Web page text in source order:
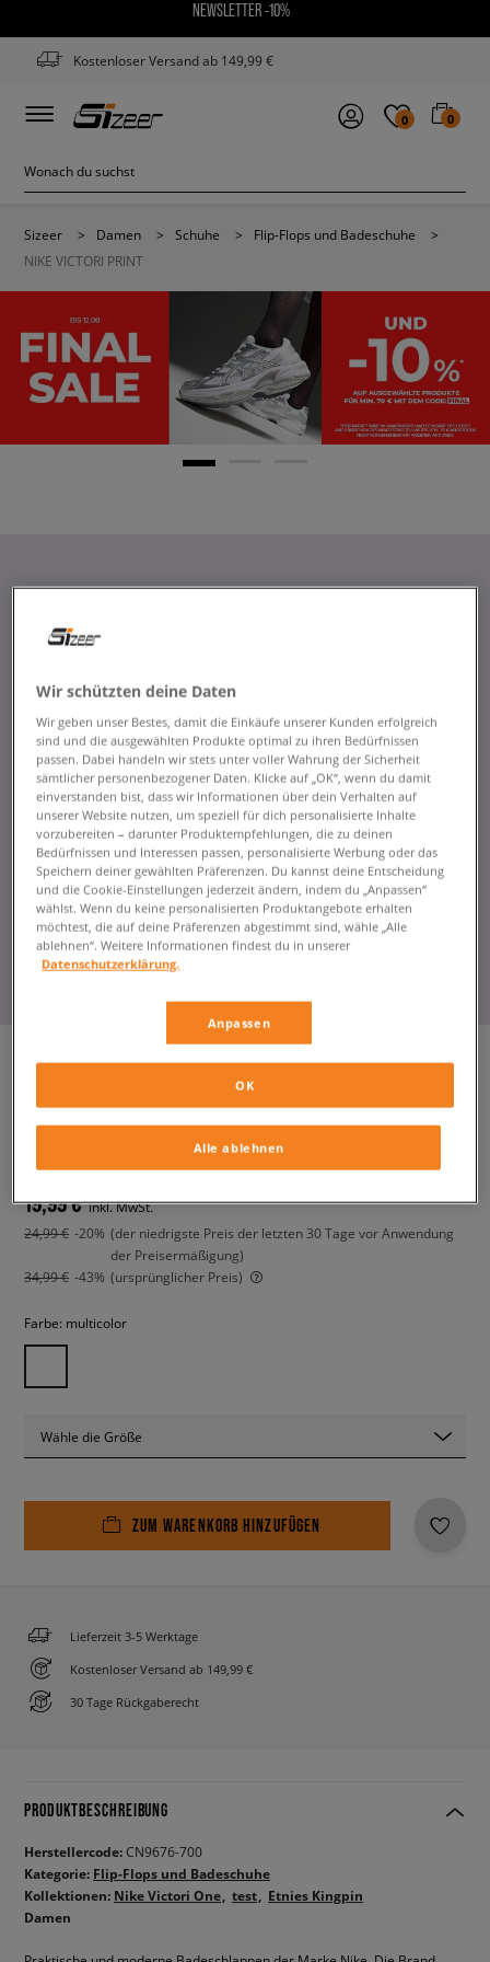
NEWSLETTER -10%
Kostenloser Versand ab 149,99 €
0 0
Sizeer > Damen > Schuhe > Flip-Flops und Badeschuhe
>
NIKE VICTORI PRINT
NIKE VICTORI PRINT
damen, flip-flops und badeschuhe
19,99 € inkl. MwSt.
24,99 € -20% (der niedrigste Preis der letzten 30 Tage vor Anwendung
der Preisermäßigung)
34,99 € -43% (ursprünglicher Preis)
Farbe: multicolor
Wähle die Größe
ZUM WARENKORB HINZUFÜGEN
Lieferzeit 3-5 Werktage
Kostenloser Versand ab 149,99 €
30 Tage Rückgaberecht
PRODUKTBESCHREIBUNG
Herstellercode:CN9676-700
Kategorie: Flip-Flops und Badeschuhe
Kollektionen: Nike Victori One test
Etnies Kingpin
Damen
Wir schützten deine Daten
Wir geben unser Bestes, damit die Einkäufe unserer Kunden erfolgreich
sind und die ausgewählten Produkte optimal zu ihren Bedürfnissen
passen. Dabei handeln wir stets unter voller Wahrung der Sicherheit
sämtlicher personenbezogener Daten. Klicke auf „OK“, wenn du damit
einverstanden bist, dass wir Informationen über dein Verhalten auf
unserer Website nutzen, um speziell für dich personalisierte Inhalte
vorzubereiten – darunter Produktempfehlungen, die zu deinen
Bedürfnissen und Interessen passen, personalisierte Werbung oder das
Speichern deiner gewählten Präferenzen. Du kannst deine Entscheidung
und die Cookie-Einstellungen jederzeit ändern, indem du „Anpassen“
wählst. Wenn du keine personalisierten Produktangebote erhalten
möchtest, die auf deine Präferenzen abgestimmt sind, wähle „Alle
ablehnen“. Weitere Informationen findest du in unserer
Datenschutzerklärung.
Anpassen
Alle ablehnen
OK